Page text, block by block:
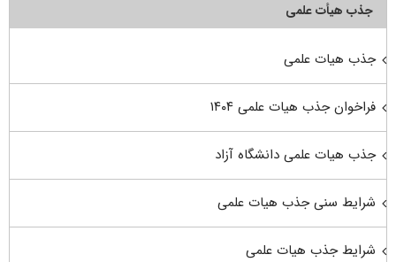
جذب هیأت علمی
جذب هیات علمی
فراخوان جذب هیات علمی ۱۴۰۴
جذب هیات علمی دانشگاه آزاد
شرایط سنی جذب هیات علمی
شرایط جذب هیات علمی